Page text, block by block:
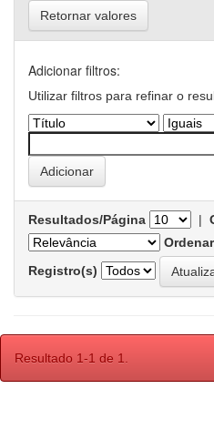
Retornar valores
Adicionar filtros:
Utilizar filtros para refinar o
Resultados/Página |
Ordenar
Registro(s)
Resultado 1-1 de 1.